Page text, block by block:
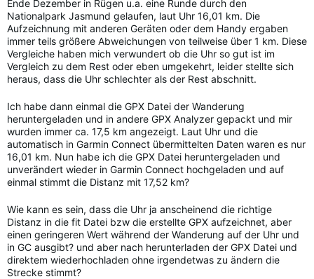
Ende Dezember in Rügen u.a. eine Runde durch den
Nationalpark Jasmund gelaufen, laut Uhr 16,01 km. Die
Aufzeichnung mit anderen Geräten oder dem Handy ergaben
immer teils größere Abweichungen von teilweise über 1 km. Diese
Vergleiche haben mich verwundert ob die Uhr so gut ist im
Vergleich zu dem Rest oder eben umgekehrt, leider stellte sich
heraus, dass die Uhr schlechter als der Rest abschnitt.
Ich habe dann einmal die GPX Datei der Wanderung
heruntergeladen und in andere GPX Analyzer gepackt und mir
wurden immer ca. 17,5 km angezeigt. Laut Uhr und die
automatisch in Garmin Connect übermittelten Daten waren es nur
16,01 km. Nun habe ich die GPX Datei heruntergeladen und
unverändert wieder in Garmin Connect hochgeladen und auf
einmal stimmt die Distanz mit 17,52 km?
Wie kann es sein, dass die Uhr ja anscheinend die richtige
Distanz in die fit Datei bzw die erstellte GPX aufzeichnet, aber
einen geringeren Wert während der Wanderung auf der Uhr und
in GC ausgibt? und aber nach herunterladen der GPX Datei und
direktem wiederhochladen ohne irgendetwas zu ändern die
Strecke stimmt?